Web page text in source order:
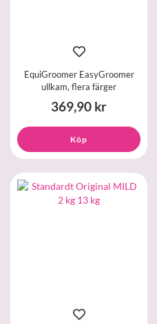
EquiGroomer EasyGroomer
ullkam, flera färger
369,90 kr
Köp